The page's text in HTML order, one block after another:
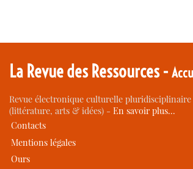
La Revue des Ressources -
Revue électronique culturelle pluridisciplinaire
(littérature, arts & idées) -En savoir plus…
Contacts
Mentions légales
Ours